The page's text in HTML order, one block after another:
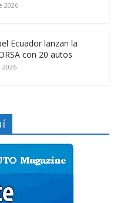
2026
Ecuador lanzan la
con 20 autos